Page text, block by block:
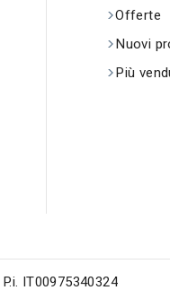
Offerte
Nuovi
Più
IT00975340324